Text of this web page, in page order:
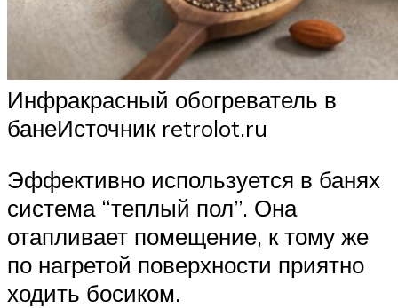
Инфракрасный обогреватель в
банеИсточник retrolot.ru
Эффективно используется в банях
система “теплый пол”. Она
отапливает помещение, к тому же
по нагретой поверхности приятно
ходить босиком.